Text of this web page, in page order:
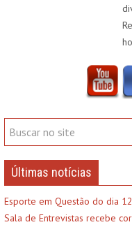
Últimas notícias
Esporte em Questão do dia
Sala de Entrevistas recebe